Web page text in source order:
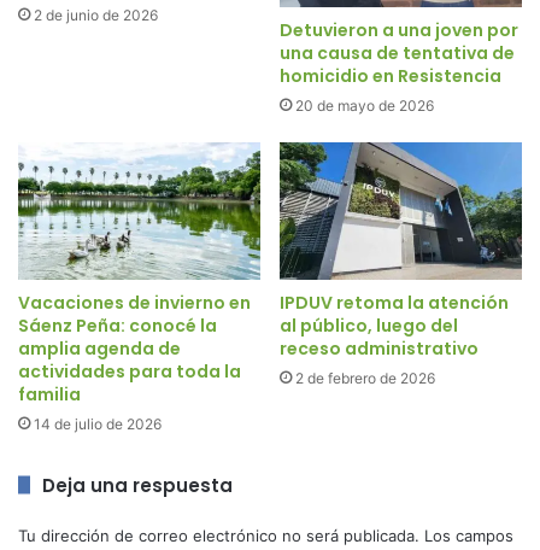
2 de junio de 2026
Detuvieron a una joven por
una causa de tentativa de
homicidio en Resistencia
20 de mayo de 2026
Vacaciones de invierno en
Sáenz Peña: conocé la
amplia agenda de
actividades para toda la
familia
14 de julio de 2026
IPDUV retoma la atención
al público, luego del
receso administrativo
2 de febrero de 2026
Deja una respuesta
Tu dirección de correo electrónico no será publicada. Los campos